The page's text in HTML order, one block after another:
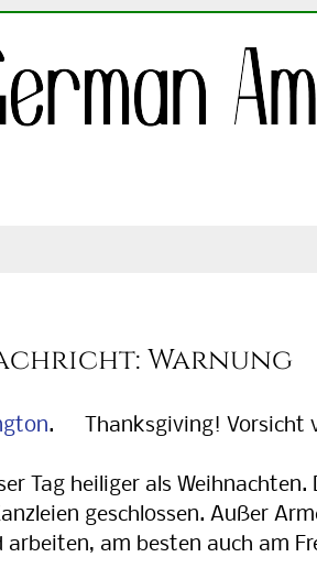
Warnung
. Thanksgiving! Vorsicht
Tag heiliger als
geschlossen. Außer
arbeiten, am besten auch am